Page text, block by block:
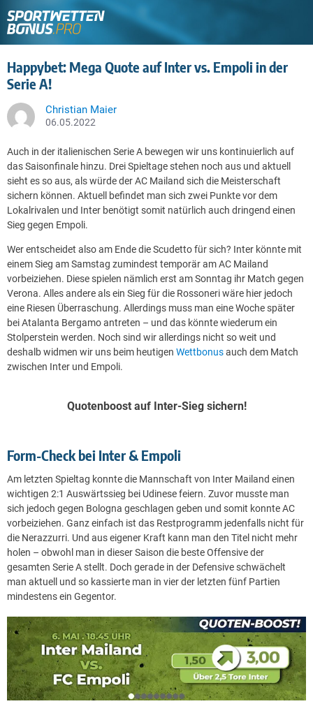
Happybet: Mega Quote auf Inter vs. Empoli in der
Serie A!
Christian Maier
06.05.2022
Auch in der italienischen Serie A bewegen wir uns kontinuierlich auf
das Saisonfinale hinzu. Drei Spieltage stehen noch aus und aktuell
sieht es so aus, als würde der AC Mailand sich die Meisterschaft
sichern können. Aktuell befindet man sich zwei Punkte vor dem
Lokalrivalen und Inter benötigt somit natürlich auch dringend einen
Sieg gegen Empoli.
Wer entscheidet also am Ende die Scudetto für sich? Inter könnte mit
einem Sieg am Samstag zumindest temporär am AC Mailand
vorbeiziehen. Diese spielen nämlich erst am Sonntag ihr Match gegen
Verona. Alles andere als ein Sieg für die Rossoneri wäre hier jedoch
eine Riesen Überraschung. Allerdings muss man eine Woche später
bei Atalanta Bergamo antreten – und das könnte wiederum ein
Stolperstein werden. Noch sind wir allerdings nicht so weit und
deshalb widmen wir uns beim heutigen Wettbonusauch dem Match
zwischen Inter und Empoli.
Quotenboost auf Inter-Sieg sichern!
Form-Check bei Inter & Empoli
Am letzten Spieltag konnte die Mannschaft von Inter Mailand einen
wichtigen 2:1 Auswärtssieg bei Udinese feiern. Zuvor musste man
sich jedoch gegen Bologna geschlagen geben und somit konnte AC
vorbeiziehen. Ganz einfach ist das Restprogramm jedenfalls nicht für
die Nerazzurri. Und aus eigener Kraft kann man den Titel nicht mehr
holen – obwohl man in dieser Saison die beste Offensive der
gesamten Serie A stellt. Doch gerade in der Defensive schwächelt
man aktuell und so kassierte man in vier der letzten fünf Partien
mindestens ein Gegentor.